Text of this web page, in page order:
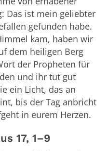
Das ist mein geliebter
gefunden habe.
kam, haben wir
dem heiligen Berg
der Propheten für
und ihr tut gut
ein Licht, das an
bis der Tag anbricht
in eurem Herzen.
17, 1–9